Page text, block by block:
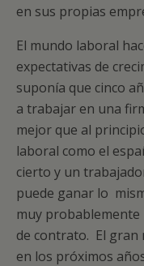
en sus propias
El mundo laboral
expectativas de
suponía que cinco
a trabajar en una
mejor que al
laboral como el
cierto y un
puede ganar lo
muy
de contrato. El gran
en los próximos